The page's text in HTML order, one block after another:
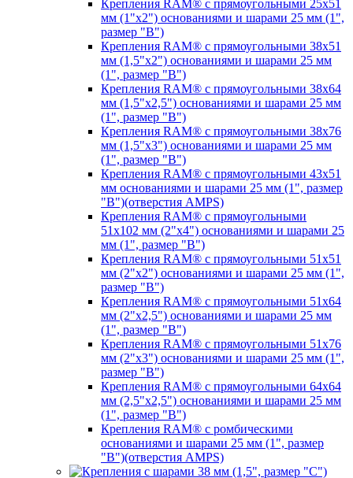
Крепления RAM® с прямоугольными 25х51
мм (1"х2") основаниями и шарами 25 мм (1",
размер "B")
Крепления RAM® с прямоугольными 38х51
мм (1,5"х2") основаниями и шарами 25 мм
(1", размер "B")
Крепления RAM® с прямоугольными 38х64
мм (1,5"х2,5") основаниями и шарами 25 мм
(1", размер "B")
Крепления RAM® с прямоугольными 38х76
мм (1,5"х3") основаниями и шарами 25 мм
(1", размер "B")
Крепления RAM® с прямоугольными 43x51
мм основаниями и шарами 25 мм (1", размер
"B")(отверстия AMPS)
Крепления RAM® с прямоугольными
51х102 мм (2"х4") основаниями и шарами 25
мм (1", размер "B")
Крепления RAM® с прямоугольными 51х51
мм (2"х2") основаниями и шарами 25 мм (1",
размер "B")
Крепления RAM® с прямоугольными 51х64
мм (2"х2,5") основаниями и шарами 25 мм
(1", размер "B")
Крепления RAM® с прямоугольными 51х76
мм (2"х3") основаниями и шарами 25 мм (1",
размер "B")
Крепления RAM® с прямоугольными 64х64
мм (2,5"х2,5") основаниями и шарами 25 мм
(1", размер "B")
Крепления RAM® с ромбическими
основаниями и шарами 25 мм (1", размер
"B")(отверстия AMPS)